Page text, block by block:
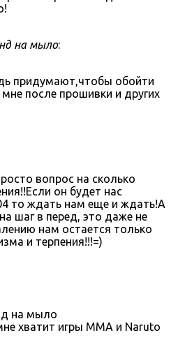
на мыло:
придумают,чтобы обойти
после прошивки и других
вопрос на сколько
он будет нас
то ждать нам еще и ждать!А
шаг в перед, это даже не
нам остается только
и терпения!!!=)
на мыло
хватит игры MMA и Naruto